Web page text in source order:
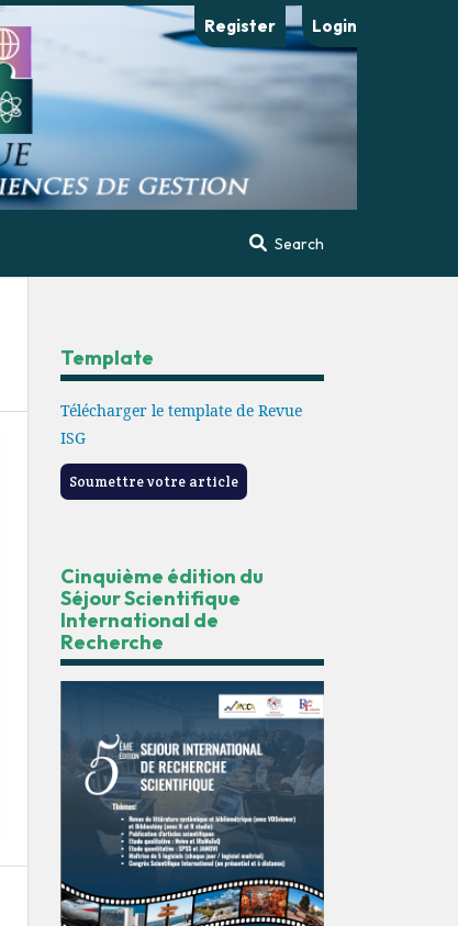
Search
Register Login
Template
Télécharger le template de Revue
ISG
Soumettre votre article
Cinquième édition du
Séjour Scientifique
International de
Recherche